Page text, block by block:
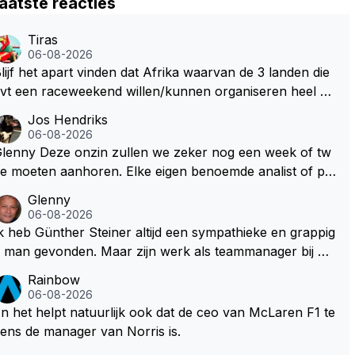
Tiras
06-08-2026
het apart vinden dat Afrika waarvan de 3 landen die
een raceweekend willen/kunnen organiseren heel ve
van circuits en geld voor de FOM om maar die F1 lic
binnen te halen. Dit terwijl deze Afrikaanse landen
steeds flink wat ontwikkelingshulpgeld beur
Jos Hendriks
06-08-2026
onzin zullen we zeker nog een week of tw
moeten aanhoren. Elke eigen benoemde analist of pr
van het liedje zitten ze er allemaal naast Dus glenny st
met deze bullshit lezen
Glenny
06-08-2026
heb Günther Steiner altijd een sympathieke en grappig
gevonden. Maar zijn werk als teammanager bij he
gemaakt. Voor mij persoonlijk lijkt hij dezelfde weg te b
als analist. En dat is niet vanwege zijn persoo
3. Hij blijft sympathiek, maar zijn werk als spec
Rainbow
06-08-2026
het helpt natuurlijk ook dat de ceo van McLaren F1 te
de manager van Norris is.